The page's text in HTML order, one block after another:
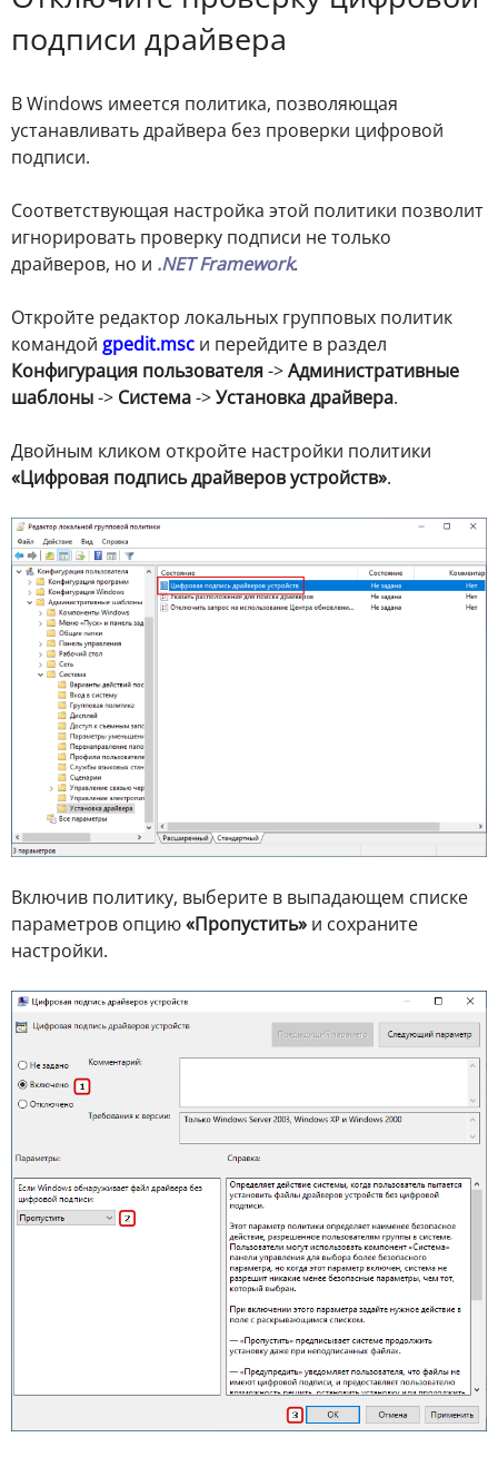
подписи драйвера
В Windows имеется политика, позволяющая
устанавливать драйвера без проверки цифровой
подписи.
Соответствующая настройка этой политики позволит
игнорировать проверку подписи не только
драйверов, но и .NET Framework.
Откройте редактор локальных групповых политик
командой gpedit.msc и перейдите в раздел
Конфигурация пользователя->Административные
шаблоны-> Система->Установка драйвера.
Двойным кликом откройте настройки политики
«Цифровая подпись драйверов устройств».
Включив политику, выберите в выпадающем списке
параметров опцию«Пропустить» и сохраните
настройки.